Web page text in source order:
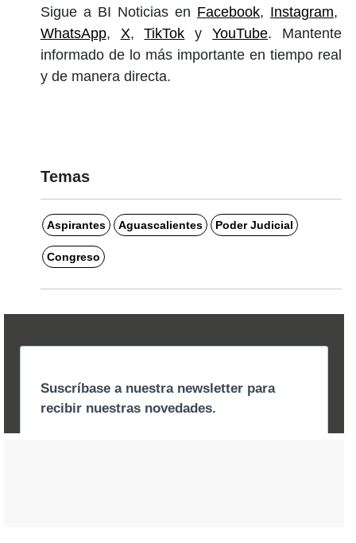
Sigue a BI Noticias en Facebook, Instagram,
WhatsApp, X,TikTok yYouTube. Mantente
informado de lo más importante en tiempo real
y de manera directa.
Temas
Aspirantes Aguascalientes Poder Judicial
Congreso